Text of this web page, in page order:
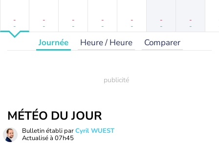
-
-
-
-
-
-
-
-
-
-
-
-
-
-
Journée Heure / Heure Comparer
MÉTÉO DU JOUR
Bulletin établi parCyril WUEST
Actualisé à 07h45